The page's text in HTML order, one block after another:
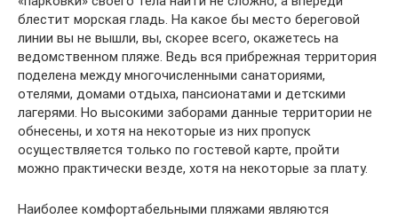
блестит морская гладь. На какое бы место береговой
линии вы не вышли, вы, скорее всего, окажетесь на
ведомственном пляже. Ведь вся прибрежная территория
поделена между многочисленными санаториями,
отелями, домами отдыха, пансионатами и детскими
лагерями. Но высокими заборами данные территории не
обнесены, и хотя на некоторые из них пропуск
осуществляется только по гостевой карте, пройти
можно практически везде, хотя на некоторые за плату.
Наиболее комфортабельными пляжами являются